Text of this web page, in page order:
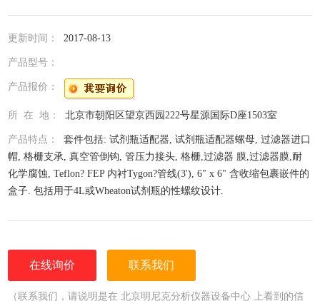
更新时间：2017-08-13
产品型号：
产品报价：
所 在 地：北京市朝阳区望京西园222号星源国际D座1503室
产品特点：套件包括: 试剂瓶适配器, 试剂瓶适配器螺母, 过滤器进口
帽, 格栅支承, 真空管倒钩, 管压力接头, 格栅,过滤器 膜,过滤器膜,耐
化学腐蚀, Teflon? FEP 内衬Tygon?管线(3'), 6" x 6" 含收缩包裹嵌件的
盒子. 包括用于4L或Wheaton试剂瓶的性螺纹设计.
在线询价 联系我们
（联系我们，请说明是在 北京明尼克分析仪器设备中心 上看到的信